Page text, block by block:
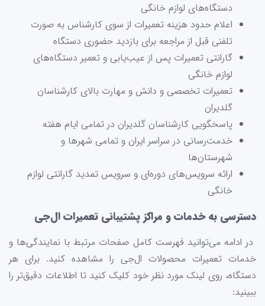
دستگاه‌های لوازم خانگی
اعلام حدود هزینه تعمیرات از سوی کارشناس به صورت
تلفنی قبل از مراجعه برای بازدید حضوری دستگاه
گارانتی تعمیرات پس از عیب‌یابی و تعمیر دستگاه‌های
لوازم خانگی
تعمیرات تخصصی و دانش و مهارت بالای کارشناسان
گلدیران
پاسخگویی کارشناسان گلدیران در تمامی ایام هفته
خدمت‌رسانی در سراسر ایران و تمامی شهرها و
شهرستان‌ها
ارائه سرویس‌های دوره‌ای و سرویس تمدید گارانتی لوازم
خانگی
دسترسی به خدمات و مراکز پشتیبانی تعمیرات ال‌جی
در ادامه می‌توانید فهرست کامل صفحات مرتبط با نمایندگی‌ها و
خدمات تعمیرات محصولات ال‌جی را مشاهده کنید. برای هر
دستگاه، روی لینک مورد نظر خود کلیک کنید تا اطلاعات دقیق‌تر را
ببینید: